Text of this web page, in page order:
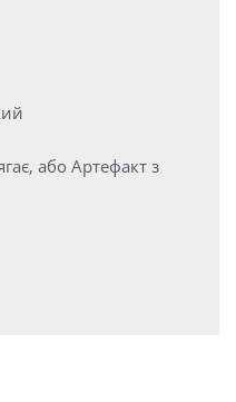
або Артефакт з